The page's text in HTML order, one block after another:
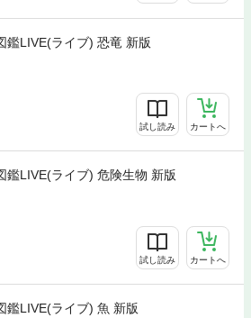
鑑LIVE(ライブ) 恐竜 新版
試し読み カートへ
鑑LIVE(ライブ) 危険生物 新版
試し読み カートへ
鑑LIVE(ライブ) 魚 新版